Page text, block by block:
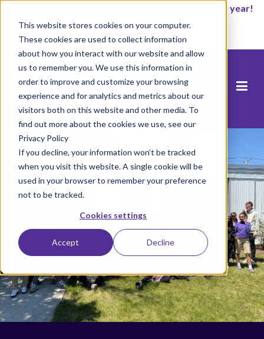
This website stores cookies on your computer.
These cookies are used to collect information
about how you interact with our website and allow
us to remember you. We use this information in
order to improve and customize your browsing
experience and for analytics and metrics about our
visitors both on this website and other media. To
find out more about the cookies we use, see our
Privacy Policy
If you decline, your information won’t be tracked
when you visit this website. A single cookie will be
used in your browser to remember your preference
not to be tracked.
Cookies settings
Accept Decline
It’s not too late to enroll for the 2026-2027 school year!
Start Now